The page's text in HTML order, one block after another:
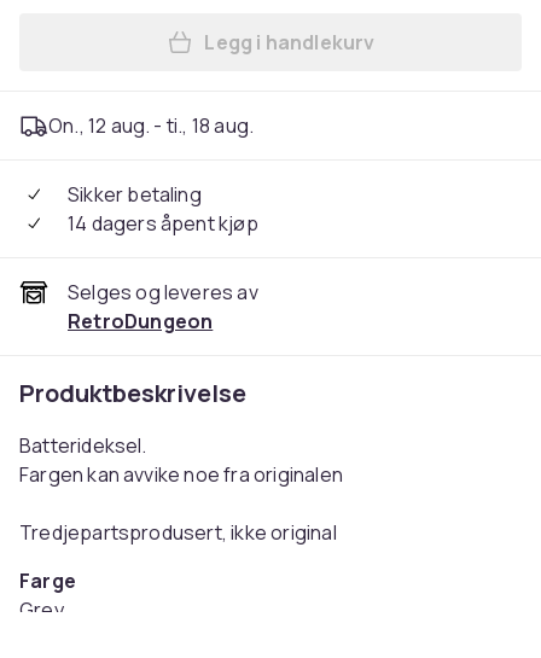
Legg Batterideksel Grå
Legg i handlekurv
On., 12 aug. - ti., 18 aug.
Sikker betaling
14 dagers åpent kjøp
Selges og leveres av
RetroDungeon
Produktbeskrivelse
Batterideksel.
Fargen kan avvike noe fra originalen
Tredjepartsprodusert, ikke original
Farge
Grey